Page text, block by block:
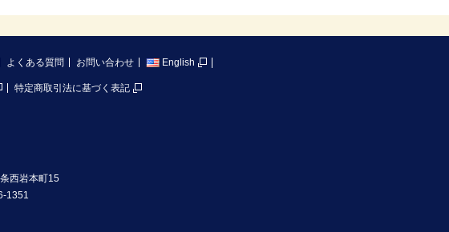
よくある質問 お問い合わせ English
特定商取引法に基づく表記
西岩本町15
1351